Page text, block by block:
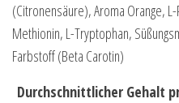
(Citronensäure), Aroma Orange,
Methionin, L-Tryptophan,
Farbstoff (Beta Carotin)
Durchschnittlicher Gehalt